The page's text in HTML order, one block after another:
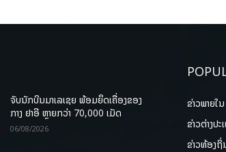
ຈັບນັກບິນມາເລເຊຍ ພ້ອມຍຶດເຄື່ອງຂອງ
ກາງ ຢາອີ ຫຼາຍກວ່າ 70,000 ເມັດ
06/08/2026
ຂ່າວພາຍ​ໃນ
ຂ່າວຕ່າງປະ
ຂ່າວທ້ອງຖິ່